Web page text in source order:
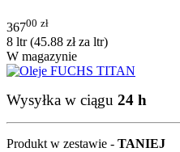
36700 zł
8 ltr (45.88 złza ltr)
W magazynie
Wysyłka w ciągu 24 h
Produkt w zestawie - TANIEJ